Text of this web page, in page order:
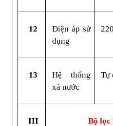
12
Điện áp sử
dụng
13
Hệ thống
xả nước
Tự
III Bộ lọc